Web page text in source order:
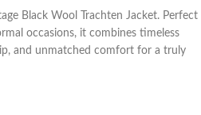
Black Wool Trachten Jacket. Perfect
occasions, it combines timeless
and unmatched comfort for a truly